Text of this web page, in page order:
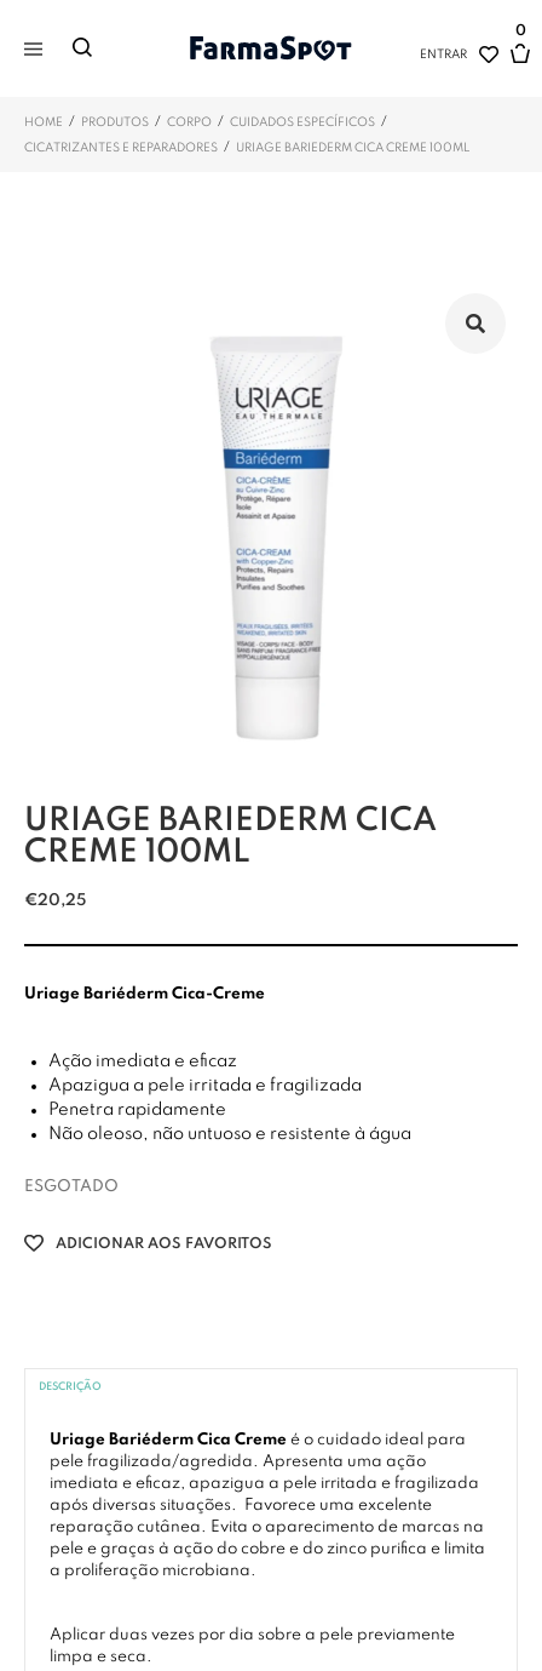
ENTRAR
0
HOME / PRODUTOS / CORPO / CUIDADOS ESPECÍFICOS /
CICATRIZANTES E REPARADORES / URIAGE BARIEDERM CICA CREME 100ML
URIAGE BARIEDERM CICA
CREME 100ML
€20,25
Uriage Bariéderm Cica-Creme
Ação imediata e eficaz
Apazigua a pele irritada e fragilizada
Penetra rapidamente
Não oleoso, não untuoso e resistente à água
ESGOTADO
ADICIONAR AOS FAVORITOS
DESCRIÇÃO
Uriage Bariéderm Cica Creme é o cuidado ideal para
pele fragilizada/agredida. Apresenta uma ação
imediata e eficaz, apazigua a pele irritada e fragilizada
após diversas situações. Favorece uma excelente
reparação cutânea. Evita o aparecimento de marcas na
pele e graças à ação do cobre e do zinco purifica e limita
a proliferação microbiana.
Aplicar duas vezes por dia sobre a pele previamente
limpa e seca.